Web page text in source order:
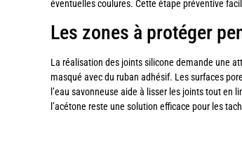
éventuelles coulures. Cette étape préventive
Les zones à protéger
La réalisation des joints silicone demande une
masqué avec du ruban adhésif. Les surfaces
l’eau savonneuse aide à lisser les joints tout en
l’acétone reste une solution efficace pour les